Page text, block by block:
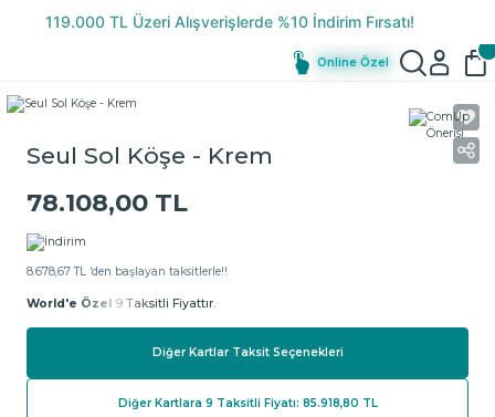
Online Özel
Seul Sol Köşe - Krem
78.108,00 TL
8.678,67 TL ‘den başlayan taksitlerle!!
World'e Özel 9 Taksitli Fiyattır.
Diğer Kartlar Taksit Seçenekleri
Diğer Kartlara 9 Taksitli Fiyatı: 85.918,80 TL